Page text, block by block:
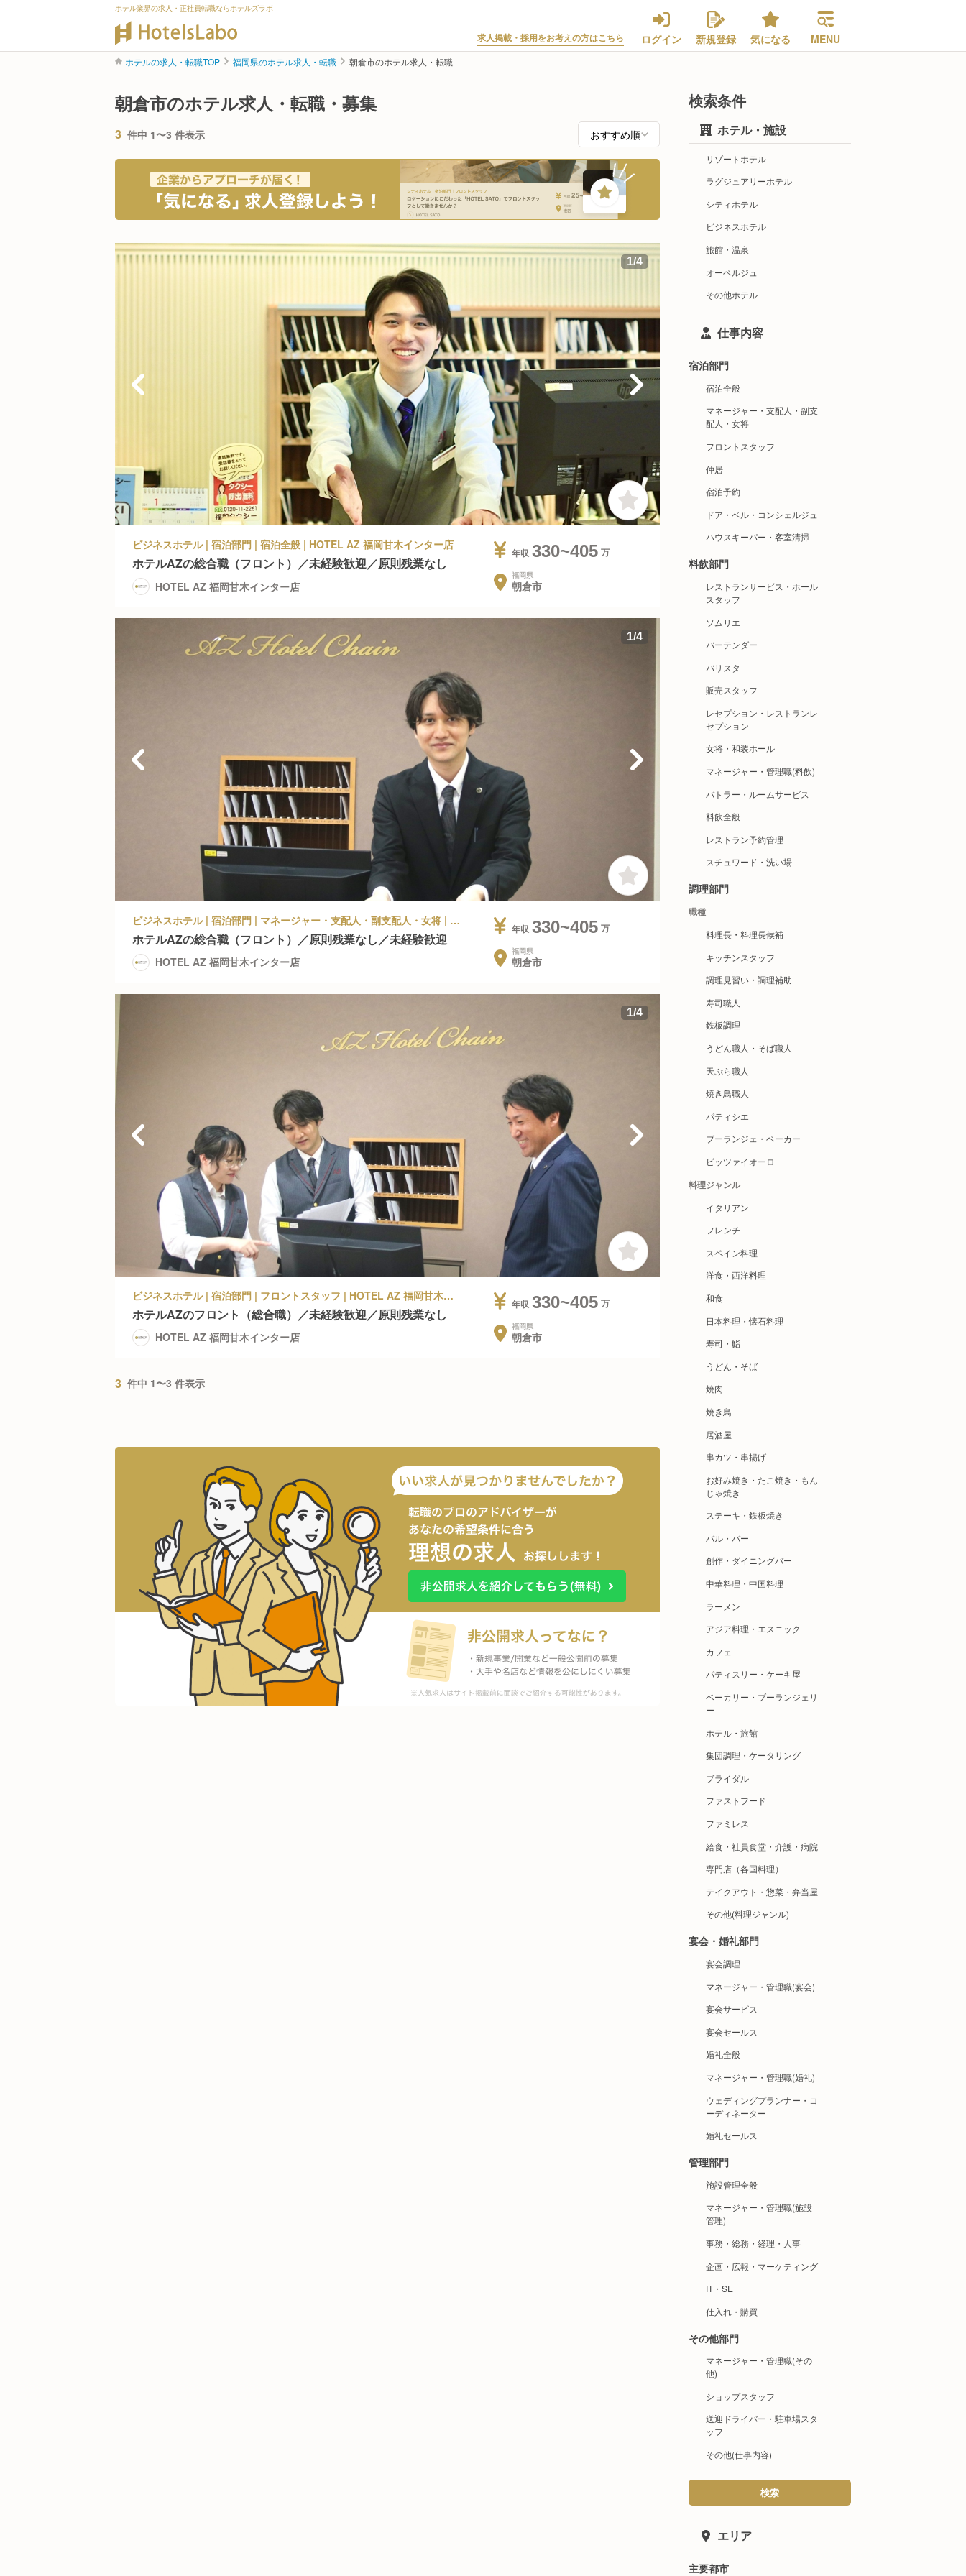
ホテル業界の求人・正社員転職ならホテルズラボ
求人掲載・採用をお考えの方はこちら ログイン 新規登録 気になる MENU
ホテルの求人・転職TOP 福岡県のホテル求人・転職 朝倉市のホテル求人・転職
朝倉市のホテル求人・転職・募集
3 件中 1〜3 件表示
1/4
ビジネスホテル | 宿泊部門 | 宿泊全般 | HOTEL AZ 福岡甘木インター店
ホテルAZの総合職（フロント）／未経験歓迎／原則残業なし
HOTEL AZ 福岡甘木インター店
年収 330~405
福岡県
朝倉市
1/4
ビジネスホテル | 宿泊部門 | マネージャー・支配人・副支配人・女将 | HOTEL AZ 福岡甘木インター店
ホテルAZの総合職（フロント）／原則残業なし／未経験歓迎
HOTEL AZ 福岡甘木インター店
年収 330~405
福岡県
朝倉市
1/4
ビジネスホテル | 宿泊部門 | フロントスタッフ | HOTEL AZ 福岡甘木インター店
ホテルAZのフロント（総合職）／未経験歓迎／原則残業なし
HOTEL AZ 福岡甘木インター店
年収 330~405
福岡県
朝倉市
3 件中 1〜3 件表示
検索条件
ホテル・施設
リゾートホテル
ラグジュアリーホテル
シティホテル
ビジネスホテル
旅館・温泉
オーベルジュ
その他ホテル
仕事内容
宿泊部門
宿泊全般
マネージャー・支配人・副支
配人・女将
フロントスタッフ
仲居
宿泊予約
ドア・ベル・コンシェルジュ
ハウスキーパー・客室清掃
料飲部門
レストランサービス・ホール
スタッフ
ソムリエ
バーテンダー
バリスタ
販売スタッフ
レセプション・レストランレ
セプション
女将・和装ホール
マネージャー・管理職(料飲)
バトラー・ルームサービス
料飲全般
レストラン予約管理
スチュワード・洗い場
調理部門
職種
料理長・料理長候補
キッチンスタッフ
調理見習い・調理補助
寿司職人
鉄板調理
うどん職人・そば職人
天ぷら職人
焼き鳥職人
パティシエ
ブーランジェ・ベーカー
ピッツァイオーロ
料理ジャンル
イタリアン
フレンチ
スペイン料理
洋食・西洋料理
和食
日本料理・懐石料理
寿司・鮨
うどん・そば
焼肉
焼き鳥
居酒屋
串カツ・串揚げ
お好み焼き・たこ焼き・もん
じゃ焼き
ステーキ・鉄板焼き
バル・バー
創作・ダイニングバー
中華料理・中国料理
ラーメン
アジア料理・エスニック
カフェ
パティスリー・ケーキ屋
ベーカリー・ブーランジェリ
ー
ホテル・旅館
集団調理・ケータリング
ブライダル
ファストフード
ファミレス
給食・社員食堂・介護・病院
専門店（各国料理）
テイクアウト・惣菜・弁当屋
その他(料理ジャンル)
宴会・婚礼部門
宴会調理
マネージャー・管理職(宴会)
宴会サービス
宴会セールス
婚礼全般
マネージャー・管理職(婚礼)
ウェディングプランナー・コ
ーディネーター
婚礼セールス
管理部門
施設管理全般
マネージャー・管理職(施設
管理)
事務・総務・経理・人事
企画・広報・マーケティング
IT・SE
仕入れ・購買
その他部門
マネージャー・管理職(その
他)
ショップスタッフ
送迎ドライバー・駐車場スタ
ッフ
その他(仕事内容)
検索
エリア
主要都市